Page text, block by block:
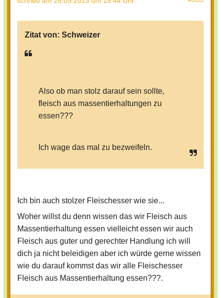
Zitat von: Schweizer
Also ob man stolz darauf sein sollte,
fleisch aus massentierhaltungen zu
essen???
Ich wage das mal zu bezweifeln.
Ich bin auch stolzer Fleischesser wie sie...
Woher willst du denn wissen das wir Fleisch aus
Massentierhaltung essen vielleicht essen wir auch
Fleisch aus guter und gerechter Handlung ich will
dich ja nicht beleidigen aber ich würde gerne wissen
wie du darauf kommst das wir alle Fleischesser
Fleisch aus Massentierhaltung essen???.